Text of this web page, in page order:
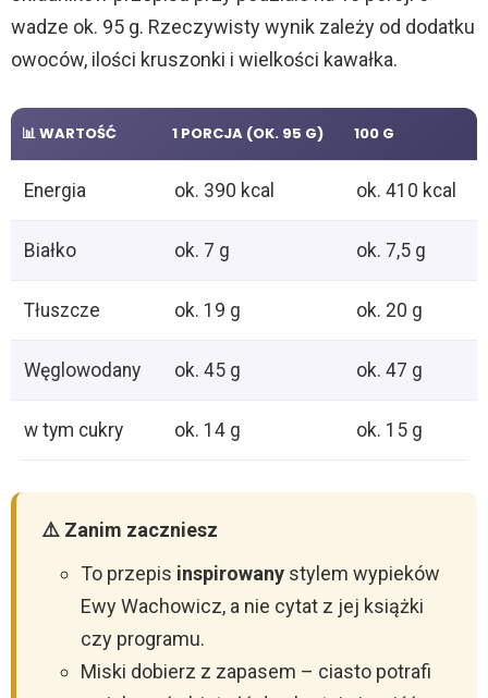
wadze ok. 95 g. Rzeczywisty wynik zależy od dodatku
owoców, ilości kruszonki i wielkości kawałka.
📊 WARTOŚĆ 1 PORCJA (OK. 95 G) 100 G
Energia ok. 390 kcal ok. 410 kcal
Białko ok. 7 g ok. 7,5 g
Tłuszcze ok. 19 g ok. 20 g
Węglowodany ok. 45 g ok. 47 g
w tym cukry ok. 14 g ok. 15 g
⚠️ Zanim zaczniesz
To przepis inspirowany stylem wypieków
Ewy Wachowicz, a nie cytat z jej książki
czy programu.
Miski dobierz z zapasem – ciasto potrafi